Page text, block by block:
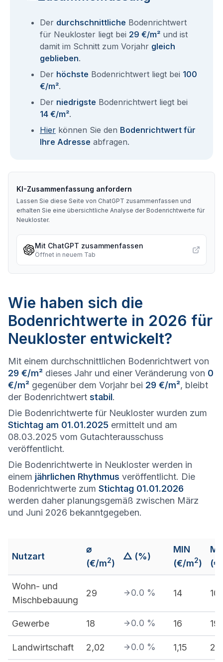
Der durchschnittliche Bodenrichtwert
für Neukloster liegt bei 29 €/m² und ist
damit im Schnitt zum Vorjahr gleich
geblieben.
Der höchste Bodenrichtwert liegt bei 100
€/m².
Der niedrigste Bodenrichtwert liegt bei
14 €/m².
Hier können Sie den Bodenrichtwert für
Ihre Adresse abfragen.
KI-Zusammenfassung anfordern
Lassen Sie diese Seite von ChatGPT zusammenfassen und
erhalten Sie eine übersichtliche Analyse der Bodenrichtwerte für
Neukloster.
Mit ChatGPT zusammenfassen
Öffnet in neuem Tab
Wie haben sich die
Bodenrichtwerte in 2026 für
Neukloster entwickelt?
Mit einem durchschnittlichen Bodenrichtwert von
29 €/m² dieses Jahr und einer Veränderung von 0
€/m² gegenüber dem Vorjahr bei 29 €/m², bleibt
der Bodenrichtwert stabil.
Die Bodenrichtwerte für Neukloster wurden zum
Stichtag am 01.01.2025 ermittelt und am
08.03.2025 vom Gutachterausschuss
veröffentlicht.
Die Bodenrichtwerte in Neukloster werden in
einem jährlichen Rhythmus veröffentlicht. Die
Bodenrichtwerte zum Stichtag 01.01.2026
werden daher planungsgemäß zwischen März
und Juni 2026 bekanntgegeben.
Nutzart
⌀
(€/m2)
△ (%)
MIN
(€/m2)
Wohn- und
Mischbebauung
29 0.0 % 14
Gewerbe 18 0.0 % 16 19
Landwirtschaft 2,02 0.0 % 1,15 2,9